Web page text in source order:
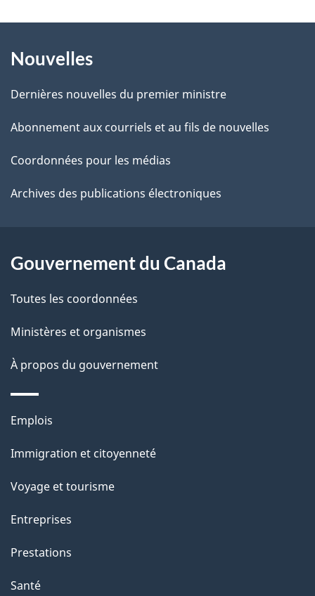
t
r
e
r
t
r
a
i
o
s
c
e
t
e
a
g
i
l
s
d
e
a
p
a
g
e
propos
de
ce
site
Nouvelles
Dernières nouvelles du premier ministre
Abonnement aux courriels et au fils de nouvelles
Coordonnées pour les médias
Archives des publications électroniques
Gouvernement du Canada
Toutes les coordonnées
Ministères et organismes
À propos du gouvernement
Thèmes
sujets
Emplois
Immigration et citoyenneté
Voyage et tourisme
Entreprises
Prestations
Santé